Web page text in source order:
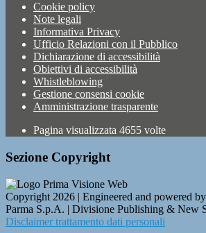
Cookie policy
Note legali
Informativa Privacy
Ufficio Relazioni con il Pubblico
Dichiarazione di accessibilità
Obiettivi di accessibilità
Whistleblowing
Gestione consensi cookie
Amministrazione trasparente
Pagina visualizzata 4655 volte
Sezione Copyright
Copyright 2026 | Engineered and powered
Parma S.p.A. | Divisione Publishing & New
Disclaimer trattamento dati personali